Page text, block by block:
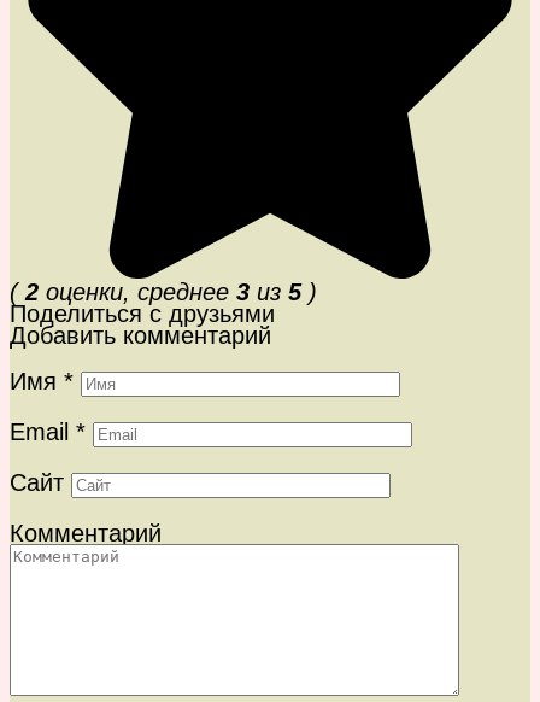
( 2 оценки, среднее 3 из 5)
Поделиться с друзьями
Добавить комментарий
Имя *
Email *
Сайт
Комментарий